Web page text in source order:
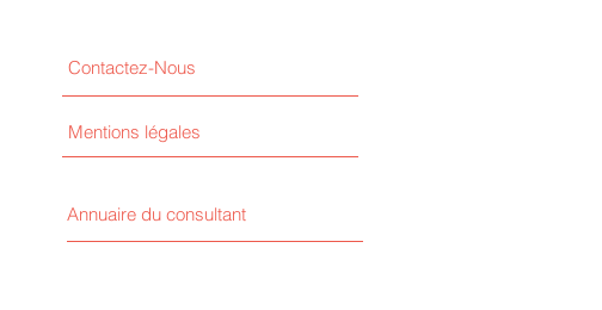
Contactez-Nous
Mentions légales
Annuaire du consultant